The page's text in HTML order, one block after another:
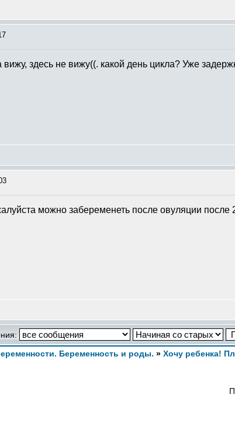
здесь не вижу((. какой день цикла? Уже
можно забеременеть после овуляции
Беременность и роды. » Хочу ребенка!